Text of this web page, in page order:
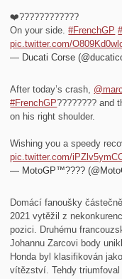
❤️‍????????????
On your side.#FrenchGP
pic.twitter.com/
— Ducati Corse
After today’s crash,
#FrenchGP???????? and
on his right shoulder.
Wishing you a speedy
pic.twitter.com/
— MotoGP™????
Domácí fanoušky
2021 vytěžil z
pozici. Druhému
Johannu Zarcovi body
Honda byl klasifikován
vítězství. Tehdy